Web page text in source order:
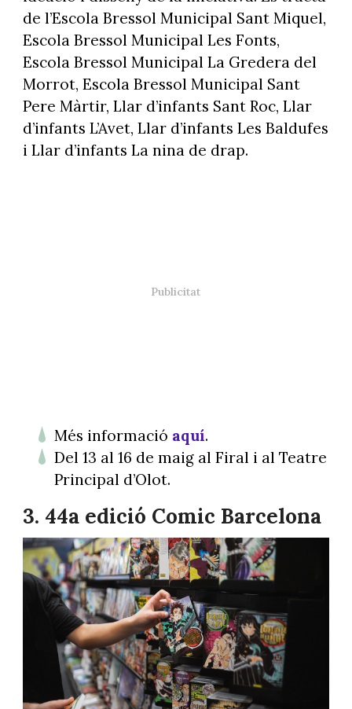
de l’Escola Bressol Municipal Sant Miquel,
Escola Bressol Municipal Les Fonts,
Escola Bressol Municipal La Gredera del
Morrot, Escola Bressol Municipal Sant
Pere Màrtir, Llar d’infants Sant Roc, Llar
d’infants L’Avet, Llar d’infants Les Baldufes
i Llar d’infants La nina de drap.
Més informació aquí.
Del 13 al 16 de maig al Firal i al Teatre
Principal d’Olot.
3. 44a edició Comic Barcelona